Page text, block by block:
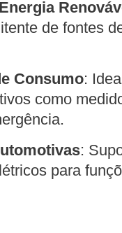
de fontes
Consumo:
como
:
para